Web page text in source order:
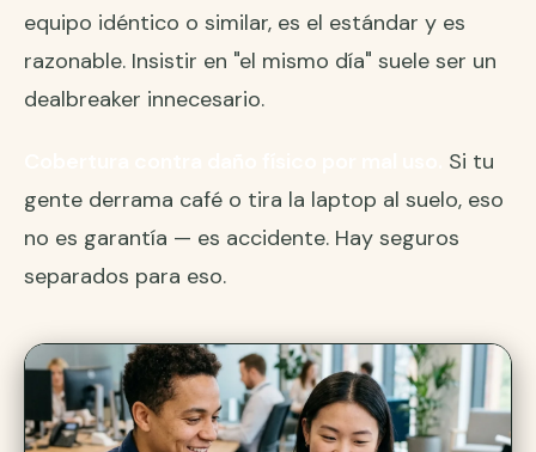
equipo idéntico o similar, es el estándar y es
razonable. Insistir en "el mismo día" suele ser un
dealbreaker innecesario.
Si tu
gente derrama café o tira la laptop al suelo, eso
no es garantía — es accidente. Hay seguros
separados para eso.